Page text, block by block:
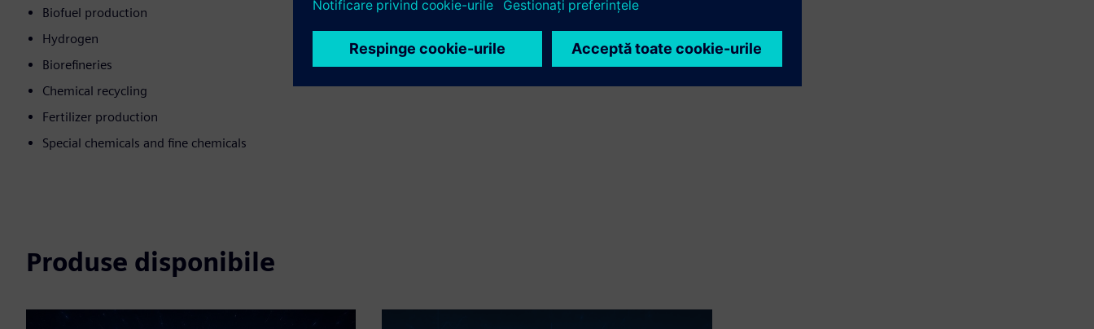
Biofuel production
Hydrogen
Biorefineries
Chemical recycling
Fertilizer production
Special chemicals and fine chemicals
Produse disponibile